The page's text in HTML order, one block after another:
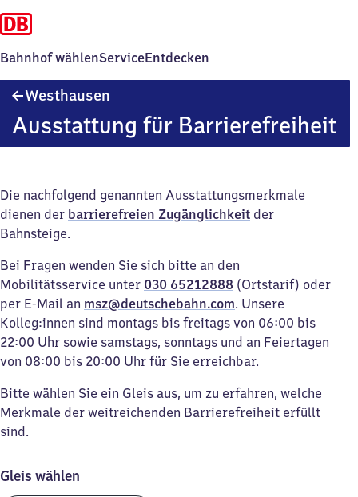
Bahnhof wählenServiceEntdecken
Westhausen
Ausstattung für Barrierefreiheit
Die nachfolgend genannten Ausstattungsmerkmale
dienen der barrierefreien Zugänglichkeit der
Bahnsteige.
Bei Fragen wenden Sie sich bitte an den
Mobilitätsservice unter 030 65212888 (Ortstarif) oder
per E-Mail an msz@deutschebahn.com. Unsere
Kolleg:innen sind montags bis freitags von 06:00 bis
22:00 Uhr sowie samstags, sonntags und an Feiertagen
von 08:00 bis 20:00 Uhr für Sie erreichbar.
Bitte wählen Sie ein Gleis aus, um zu erfahren, welche
Merkmale der weitreichenden Barrierefreiheit erfüllt
sind.
Gleis wählen